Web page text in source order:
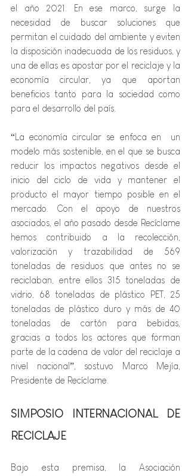
el año 2021. En ese marco, surge la
necesidad de buscar soluciones que
permitan el cuidado del ambiente y eviten
la disposición inadecuada de los residuos, y
una de ellas es apostar por el reciclaje y la
economía circular, ya que aportan
beneficios tanto para la sociedad como
para el desarrollo del país.
“La economía circular se enfoca en  un
modelo más sostenible, en el que se busca
reducir los impactos negativos desde el
inicio del ciclo de vida y mantener el
producto el mayor tiempo posible en el
mercado. Con el apoyo de nuestros
asociados, el año pasado desde Recíclame
hemos contribuido a la recolección,
valorización y trazabilidad de 569
toneladas de residuos que antes no se
reciclaban, entre ellos 315 toneladas de
vidrio, 68 toneladas de plástico PET, 25
toneladas de plástico duro y más de 40
toneladas de cartón para bebidas,
gracias a todos los actores que forman
parte de la cadena de valor del reciclaje a
nivel nacional”, sostuvo Marco Mejía,
Presidente de Recíclame.
SIMPOSIO INTERNACIONAL DE
RECICLAJE
Bajo esta premisa, la Asociación